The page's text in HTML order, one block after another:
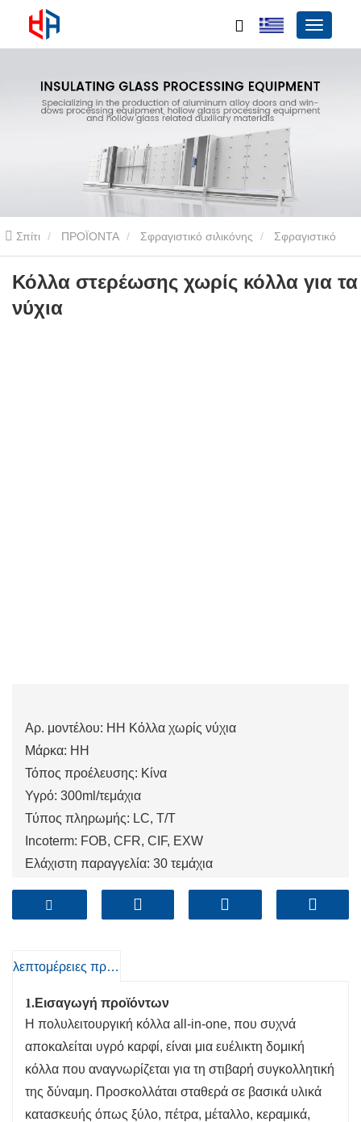
Σπίτι ΠΡΟΪΟΝΤΑ Σφραγιστικό σιλικόνης Σφραγιστικό
σιλικόνης ενός συστατικού
νύχια
Κόλλα στερέωσης χωρίς κόλλα για τα
νύχια
Αρ. μοντέλου: HH Κόλλα χωρίς νύχια
Μάρκα: HH
Τόπος προέλευσης: Κίνα
Υγρό: 300ml/τεμάχια
Τύπος πληρωμής: LC, T/T
Incoterm: FOB, CFR, CIF, EXW
Ελάχιστη παραγγελία: 30 τεμάχια
λεπτομέρειες προιόντος
1.Εισαγωγή προϊόντων
Η πολυλειτουργική κόλλα all-in-one, που συχνά
αποκαλείται υγρό καρφί, είναι μια ευέλικτη δομική
κόλλα που αναγνωρίζεται για τη στιβαρή συγκολλητική
της δύναμη. Προσκολλάται σταθερά σε βασικά υλικά
κατασκευής όπως ξύλο, πέτρα, μέταλλο, κεραμικά,